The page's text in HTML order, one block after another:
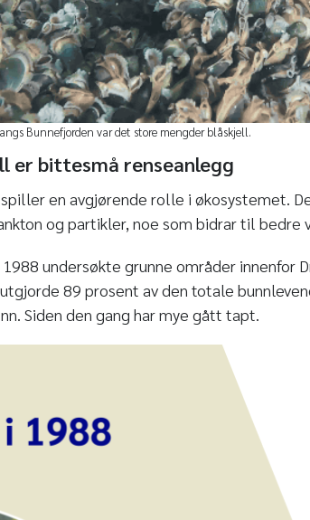
Bunnefjorden var det store mengder blåskjell.
er bittesmå renseanlegg
en avgjørende rolle i økosystemet.
og partikler, noe som bidrar til bedre
1988 undersøkte grunne områder innenfor
89 prosent av den totale
Siden den gang har mye gått tapt.